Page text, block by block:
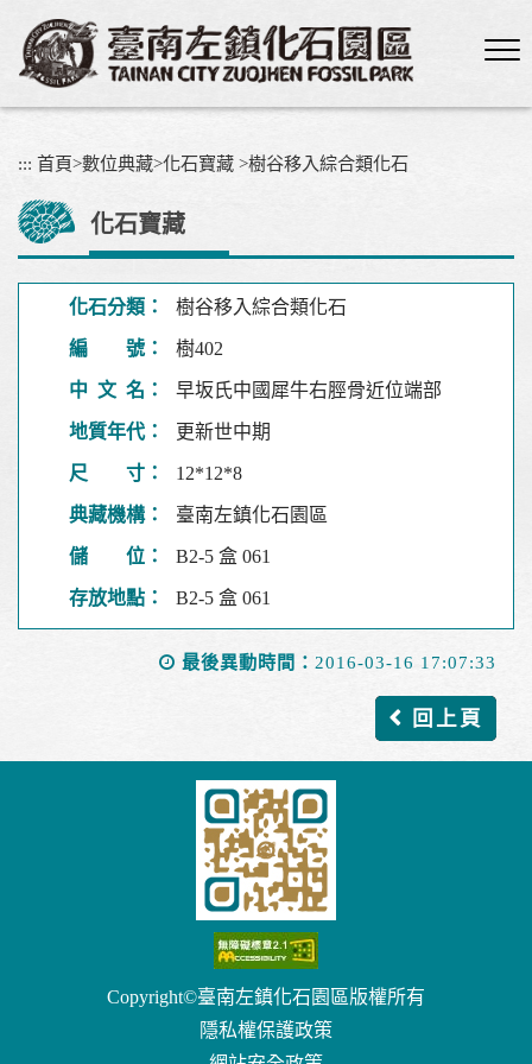
內
::: 首頁>數位典藏>化石寶藏 >樹谷移入綜合類化石
化石寶藏
化石分類： 樹谷移入綜合類化石
編 號： 樹402
中 文 名： 早坂氏中國犀牛右脛骨近位端部
地質年代： 更新世中期
尺 寸： 12*12*8
典藏機構： 臺南左鎮化石園區
儲 位： B2-5 盒 061
存放地點： B2-5 盒 061
最後異動時間： 2016-03-16 17:07:33
回上頁
Copyright©臺南左鎮化石園區版權所有
隱私權保護政策